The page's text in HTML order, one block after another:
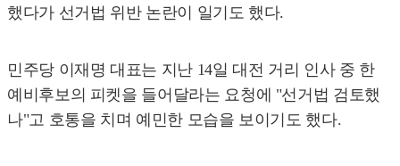
했다가 선거법 위반 논란이 일기도 했다.
민주당 이재명 대표는 지난 14일 대전 거리 인사 중 한
예비후보의 피켓을 들어달라는 요청에 "선거법 검토했
나"고 호통을 치며 예민한 모습을 보이기도 했다.